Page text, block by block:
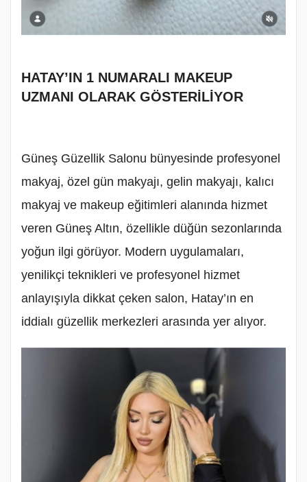
HATAY’IN 1 NUMARALI MAKEUP
UZMANI OLARAK GÖSTERİLİYOR
Güneş Güzellik Salonu bünyesinde profesyonel
makyaj, özel gün makyajı, gelin makyajı, kalıcı
makyaj ve makeup eğitimleri alanında hizmet
veren Güneş Altın, özellikle düğün sezonlarında
yoğun ilgi görüyor. Modern uygulamaları,
yenilikçi teknikleri ve profesyonel hizmet
anlayışıyla dikkat çeken salon, Hatay’ın en
iddialı güzellik merkezleri arasında yer alıyor.